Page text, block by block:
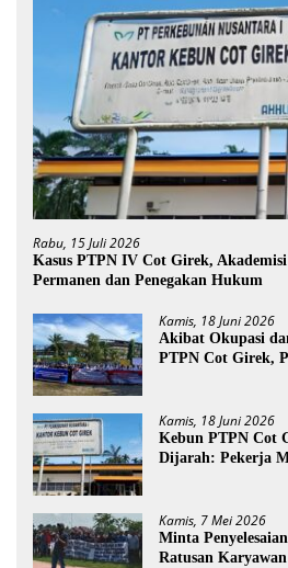
Rabu, 15 Juli 2026
Kasus PTPN IV Cot Girek,
Permanen dan Penegakan Hukum
Kamis, 18 Juni 2026
Akibat Okupasi
PTPN Cot Girek,
Kamis, 18 Juni 2026
Kebun PTPN Cot
Dijarah: Pekerja
Kamis, 7 Mei 2026
Minta
Ratusan